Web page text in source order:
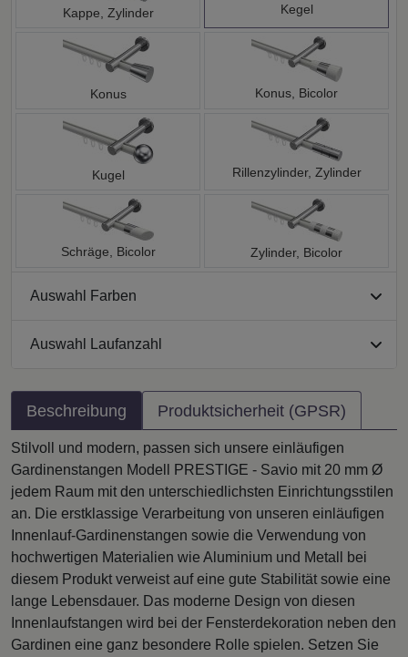
Kappe, Zylinder Kegel
Konus Konus, Bicolor
Kugel Rillenzylinder, Zylinder
Schräge, Bicolor Zylinder, Bicolor
Auswahl Farben
Auswahl Laufanzahl
Beschreibung Produktsicherheit (GPSR)
Stilvoll und modern, passen sich unsere einläufigen
Gardinenstangen Modell PRESTIGE - Savio mit 20 mm Ø
jedem Raum mit den unterschiedlichsten Einrichtungsstilen
an. Die erstklassige Verarbeitung von unseren einläufigen
Innenlauf-Gardinenstangen sowie die Verwendung von
hochwertigen Materialien wie Aluminium und Metall bei
diesem Produkt verweist auf eine gute Stabilität sowie eine
lange Lebensdauer. Das moderne Design von diesen
Innenlaufstangen wird bei der Fensterdekoration neben den
Gardinen eine ganz besondere Rolle spielen. Setzen Sie